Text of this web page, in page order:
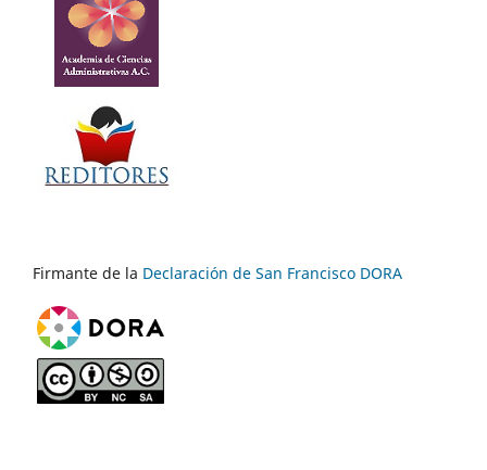
Firmante de la Declaración de San Francisco DORA